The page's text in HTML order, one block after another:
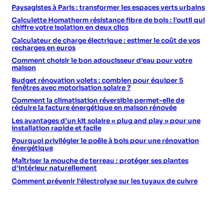
Paysagistes à Paris : transformer les espaces verts urbains
Calculette Homatherm résistance fibre de bois : l’outil qui
chiffre votre isolation en deux clics
Calculateur de charge électrique : estimer le coût de vos
recharges en euros
Comment choisir le bon adoucisseur d’eau pour votre
maison
Budget rénovation volets : combien pour équiper 5
fenêtres avec motorisation solaire ?
Comment la climatisation réversible permet-elle de
réduire la facture énergétique en maison rénovée
Les avantages d’un kit solaire « plug and play » pour une
installation rapide et facile
Pourquoi privilégier le poêle à bois pour une rénovation
énergétique
Maîtriser la mouche de terreau : protéger ses plantes
d’intérieur naturellement
Comment prévenir l’électrolyse sur les tuyaux de cuivre